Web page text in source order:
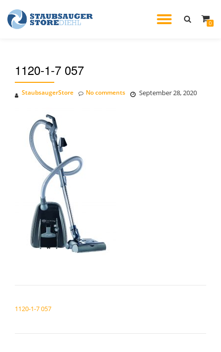
Skip
0
1120-1-7 057
StaubsaugerStore September 28, 2020
No comments
1120-1-7 057